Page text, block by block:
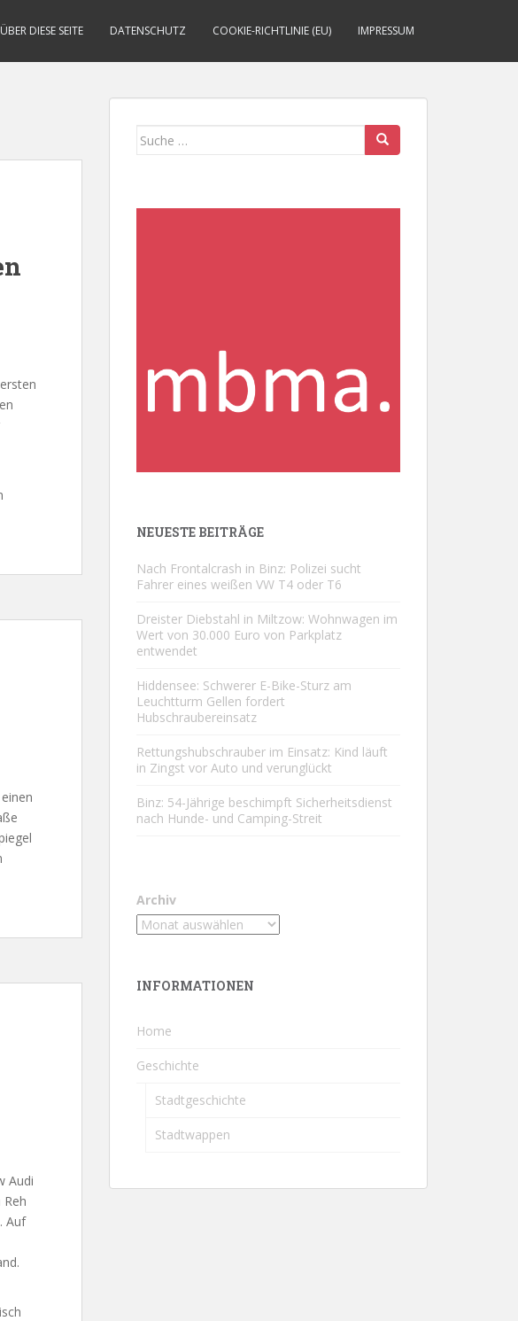
ÜBER DIESE SEITE DATENSCHUTZ COOKIE-RICHTLINIE (EU) IMPRESSUM
Audi
Auf
Suche
NEUESTE BEITRÄGE
Nach Frontalcrash in Binz: Polizei sucht
Fahrer eines weißen VW T4 oder T6
Dreister Diebstahl in Miltzow: Wohnwagen im
Wert von 30.000 Euro von Parkplatz
entwendet
Hiddensee: Schwerer E-Bike-Sturz am
Leuchtturm Gellen fordert
Hubschraubereinsatz
Rettungshubschrauber im Einsatz: Kind läuft
in Zingst vor Auto und verunglückt
Binz: 54-Jährige beschimpft Sicherheitsdienst
nach Hunde- und Camping-Streit
Archiv
INFORMATIONEN
Home
Geschichte
Stadtgeschichte
Stadtwappen